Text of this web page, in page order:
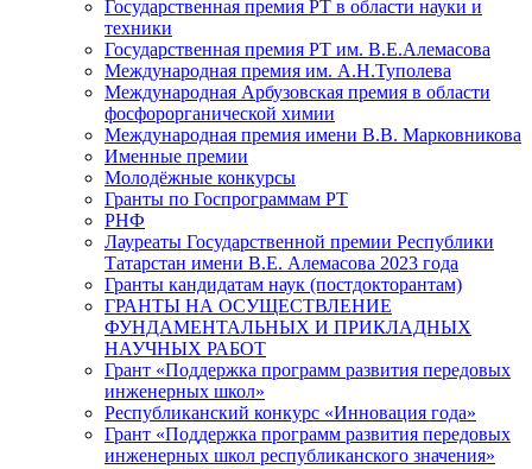
Государственная премия РТ в области науки и
техники
Государственная премия РТ им. В.Е.Алемасова
Международная премия им. А.Н.Туполева
Международная Арбузовская премия в области
фосфорорганической химии
Международная премия имени В.В. Марковникова
Именные премии
Молодёжные конкурсы
Гранты по Госпрограммам РТ
РНФ
Лауреаты Государственной премии Республики
Татарстан имени В.Е. Алемасова 2023 года
Гранты кандидатам наук (постдокторантам)
ГРАНТЫ НА ОСУЩЕСТВЛЕНИЕ
ФУНДАМЕНТАЛЬНЫХ И ПРИКЛАДНЫХ
НАУЧНЫХ РАБОТ
Грант «Поддержка программ развития передовых
инженерных школ»
Республиканский конкурс «Инновация года»
Грант «Поддержка программ развития передовых
инженерных школ республиканского значения»